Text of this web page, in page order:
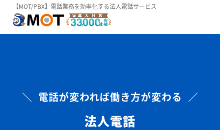
【MOT/PBX】電話業務を効率化する法人電話サービス
＼ 電話が変われば働き方が変わる ／
法人電話